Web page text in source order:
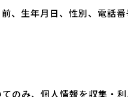
、生年月日、性別、電話
のみ、個人情報を収集・